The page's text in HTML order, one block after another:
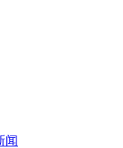
闻